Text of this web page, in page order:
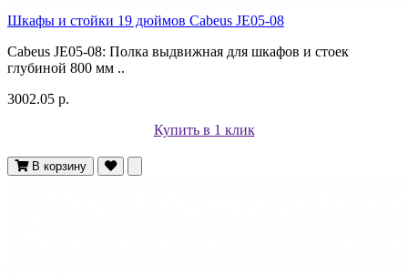
Шкафы и стойки 19 дюймов Cabeus JE05-08
Cabeus JE05-08: Полка выдвижная для шкафов и стоек
глубиной 800 мм ..
3002.05 р.
Купить в 1 клик
В корзину